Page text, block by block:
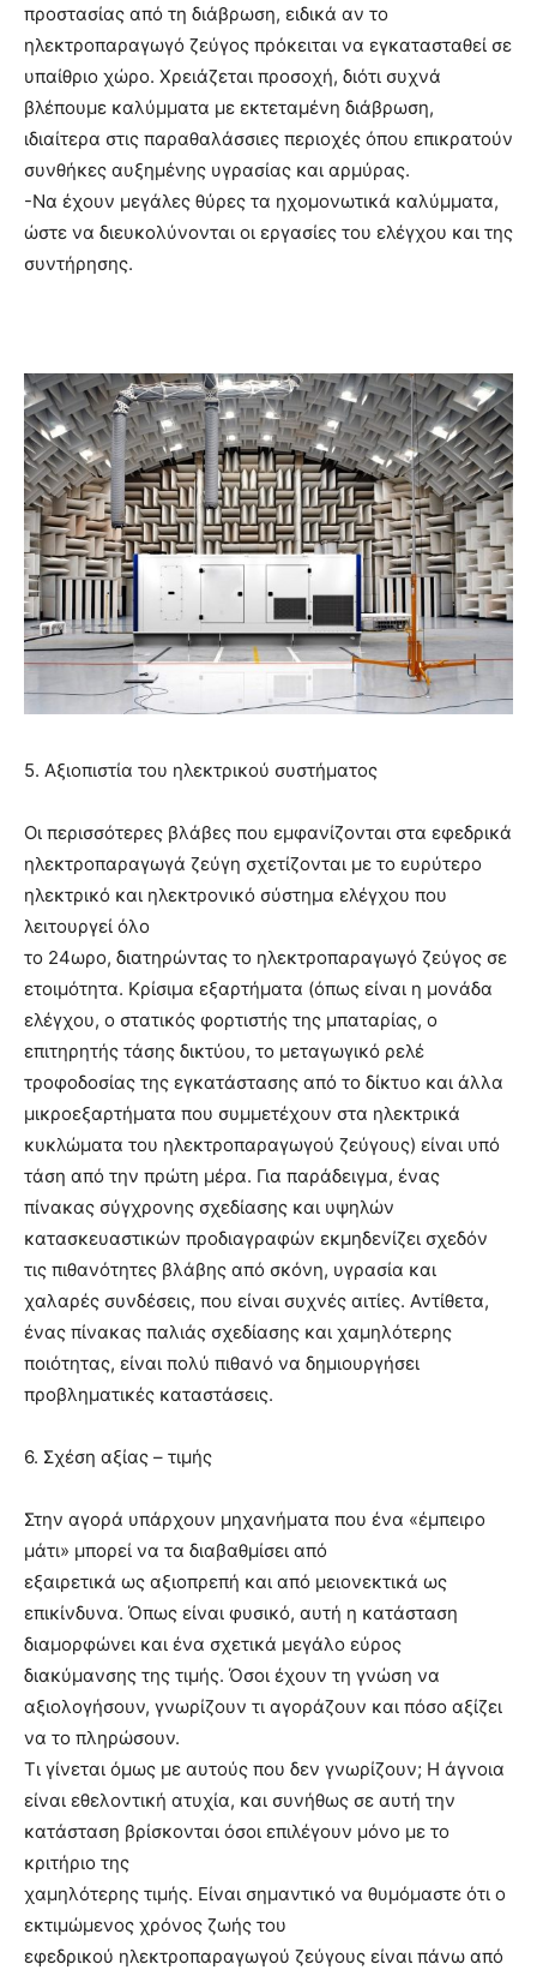
προστασίας από τη διάβρωση, ειδικά αν το
ηλεκτροπαραγωγό ζεύγος πρόκειται να εγκατασταθεί σε
υπαίθριο χώρο. Χρειάζεται προσοχή, διότι συχνά
βλέπουμε καλύμματα με εκτεταμένη διάβρωση,
ιδιαίτερα στις παραθαλάσσιες περιοχές όπου επικρατούν
συνθήκες αυξημένης υγρασίας και αρμύρας.
-Να έχουν μεγάλες θύρες τα ηχομονωτικά καλύμματα,
ώστε να διευκολύνονται οι εργασίες του ελέγχου και της
συντήρησης.
5. Αξιοπιστία του ηλεκτρικού συστήματος
Οι περισσότερες βλάβες που εμφανίζονται στα εφεδρικά
ηλεκτροπαραγωγά ζεύγη σχετίζονται με το ευρύτερο
ηλεκτρικό και ηλεκτρονικό σύστημα ελέγχου που
λειτουργεί όλο
το 24ωρο, διατηρώντας το ηλεκτροπαραγωγό ζεύγος σε
ετοιμότητα. Κρίσιμα εξαρτήματα (όπως είναι η μονάδα
ελέγχου, ο στατικός φορτιστής της μπαταρίας, ο
επιτηρητής τάσης δικτύου, το μεταγωγικό ρελέ
τροφοδοσίας της εγκατάστασης από το δίκτυο και άλλα
μικροεξαρτήματα που συμμετέχουν στα ηλεκτρικά
κυκλώματα του ηλεκτροπαραγωγού ζεύγους) είναι υπό
τάση από την πρώτη μέρα. Για παράδειγμα, ένας
πίνακας σύγχρονης σχεδίασης και υψηλών
κατασκευαστικών προδιαγραφών εκμηδενίζει σχεδόν
τις πιθανότητες βλάβης από σκόνη, υγρασία και
χαλαρές συνδέσεις, που είναι συχνές αιτίες. Αντίθετα,
ένας πίνακας παλιάς σχεδίασης και χαμηλότερης
ποιότητας, είναι πολύ πιθανό να δημιουργήσει
προβληματικές καταστάσεις.
6. Σχέση αξίας – τιμής
Στην αγορά υπάρχουν μηχανήματα που ένα «έμπειρο
μάτι» μπορεί να τα διαβαθμίσει από
εξαιρετικά ως αξιοπρεπή και από μειονεκτικά ως
επικίνδυνα. Όπως είναι φυσικό, αυτή η κατάσταση
διαμορφώνει και ένα σχετικά μεγάλο εύρος
διακύμανσης της τιμής. Όσοι έχουν τη γνώση να
αξιολογήσουν, γνωρίζουν τι αγοράζουν και πόσο αξίζει
να το πληρώσουν.
Τι γίνεται όμως με αυτούς που δεν γνωρίζουν; H άγνοια
είναι εθελοντική ατυχία, και συνήθως σε αυτή την
κατάσταση βρίσκονται όσοι επιλέγουν μόνο με το
κριτήριο της
χαμηλότερης τιμής. Είναι σημαντικό να θυμόμαστε ότι ο
εκτιμώμενος χρόνος ζωής του
εφεδρικού ηλεκτροπαραγωγού ζεύγους είναι πάνω από